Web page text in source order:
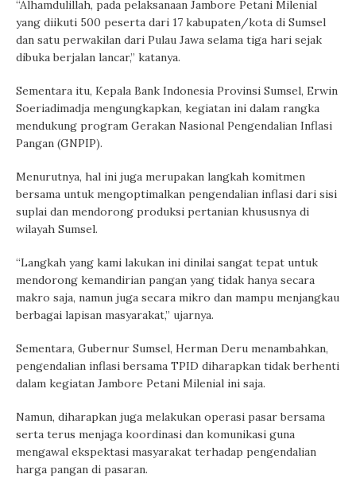
“Alhamdulillah, pada pelaksanaan Jambore Petani Milenial
yang diikuti 500 peserta dari 17 kabupaten/kota di Sumsel
dan satu perwakilan dari Pulau Jawa selama tiga hari sejak
dibuka berjalan lancar,” katanya.
Sementara itu, Kepala Bank Indonesia Provinsi Sumsel, Erwin
Soeriadimadja mengungkapkan, kegiatan ini dalam rangka
mendukung program Gerakan Nasional Pengendalian Inflasi
Pangan (GNPIP).
Menurutnya, hal ini juga merupakan langkah komitmen
bersama untuk mengoptimalkan pengendalian inflasi dari sisi
suplai dan mendorong produksi pertanian khususnya di
wilayah Sumsel.
“Langkah yang kami lakukan ini dinilai sangat tepat untuk
mendorong kemandirian pangan yang tidak hanya secara
makro saja, namun juga secara mikro dan mampu menjangkau
berbagai lapisan masyarakat,” ujarnya.
Sementara, Gubernur Sumsel, Herman Deru menambahkan,
pengendalian inflasi bersama TPID diharapkan tidak berhenti
dalam kegiatan Jambore Petani Milenial ini saja.
Namun, diharapkan juga melakukan operasi pasar bersama
serta terus menjaga koordinasi dan komunikasi guna
mengawal ekspektasi masyarakat terhadap pengendalian
harga pangan di pasaran.